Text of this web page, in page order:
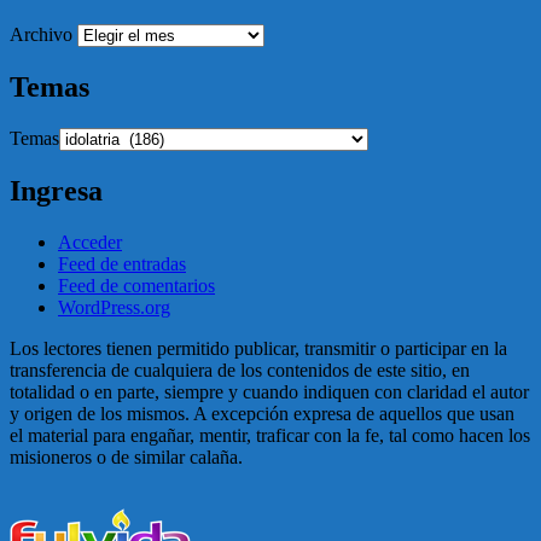
Archivo
Temas
Temas
Ingresa
Acceder
Feed de entradas
Feed de comentarios
WordPress.org
Los lectores tienen permitido publicar, transmitir o participar en la
transferencia de cualquiera de los contenidos de este sitio, en
totalidad o en parte, siempre y cuando indiquen con claridad el autor
y origen de los mismos. A excepción expresa de aquellos que usan
el material para engañar, mentir, traficar con la fe, tal como hacen los
misioneros o de similar calaña.